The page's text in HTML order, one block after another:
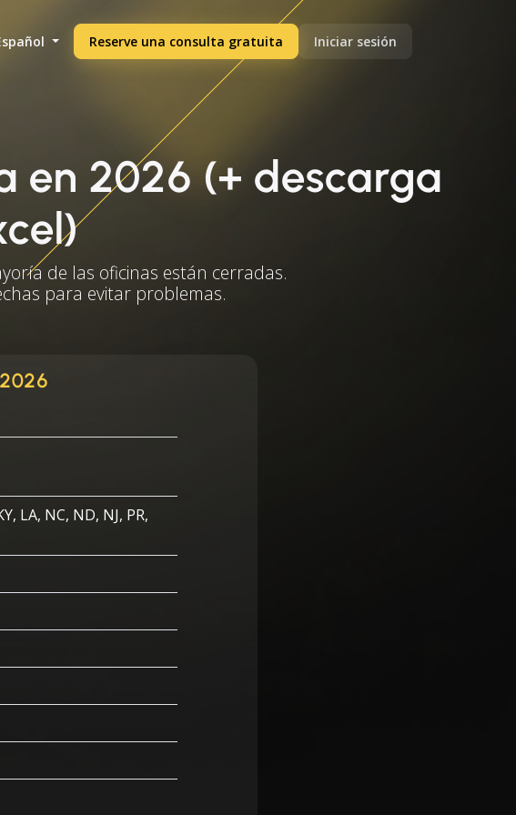
Reserve una consulta gratuita Iniciar sesión
en 2026 (+ descarga
de las oficinas están cerradas.
para evitar problemas.
LA, NC, ND, NJ, PR,